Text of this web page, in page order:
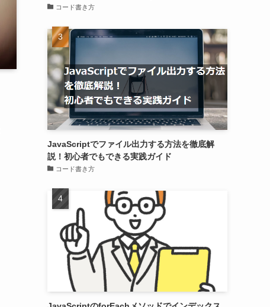
コード書き方
JavaScriptでファイル出力する方法を徹底解
説！初心者でもできる実践ガイド
コード書き方